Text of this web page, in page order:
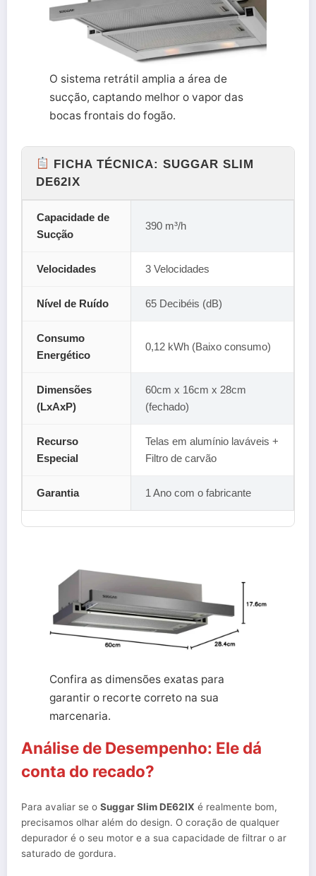
O sistema retrátil amplia a área de
sucção, captando melhor o vapor das
bocas frontais do fogão.
FICHA TÉCNICA: SUGGAR SLIM
DE62IX
Capacidade de
Sucção
390 m³/h
Velocidades 3 Velocidades
Nível de Ruído 65 Decibéis (dB)
Consumo
Energético
0,12 kWh (Baixo consumo)
Dimensões
(LxAxP)
60cm x 16cm x 28cm
(fechado)
Recurso
Especial
Telas em alumínio laváveis +
Filtro de carvão
Garantia 1 Ano com o fabricante
Confira as dimensões exatas para
garantir o recorte correto na sua
marcenaria.
Análise de Desempenho: Ele dá
conta do recado?
Para avaliar se o Suggar Slim DE62IX é realmente bom,
precisamos olhar além do design. O coração de qualquer
depurador é o seu motor e a sua capacidade de filtrar o ar
saturado de gordura.